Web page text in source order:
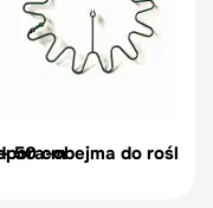
50 cmobejma do roślin,